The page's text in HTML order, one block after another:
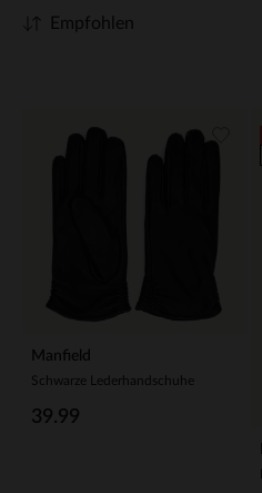
Empfohlen
Manfield
Schwarze Lederhandschuhe
39.99